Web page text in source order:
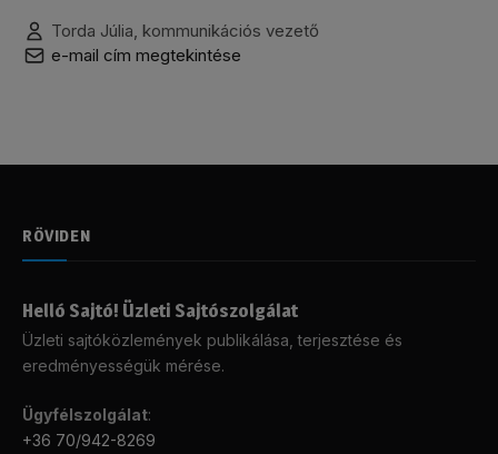
Torda Júlia, kommunikációs vezető
e-mail cím megtekintése
RÖVIDEN
Helló Sajtó! Üzleti Sajtószolgálat
Üzleti sajtóközlemények publikálása, terjesztése és
eredményességük mérése.
Ügyfélszolgálat:
+36 70/942-8269